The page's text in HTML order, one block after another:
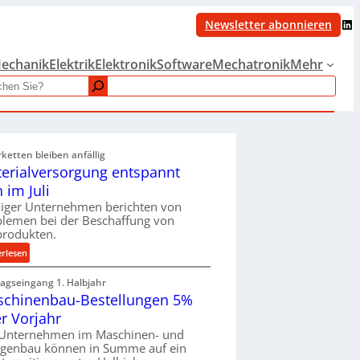
Newsletter abonnieren LinkedIn
ElektrikElektronikSoftwareMechatronikMehr
bleiben anfällig
entspannt
im Juli
Unternehmen berichten von
bei der Beschaffung von
:
M
a
t
r
1. Halbjahr
Bestellungen 5%
Vorjahr
im Maschinen- und
können in Summe auf ein